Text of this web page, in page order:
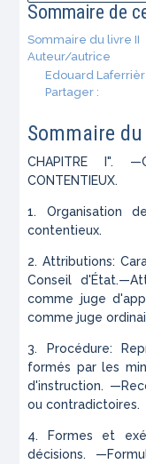
Sommaire de
Sommaire du livre II
Auteur/autrice
Edouard
Partager :
Sommaire
CHAPITRE I".
CONTENTIEUX.
1. Organisation
contentieux.
2. Attributions:
Conseil
comme juge
comme juge
3. Procédure:
formés par les
d'instruction.
ou contradictoires.
4. Formes et
décisions.